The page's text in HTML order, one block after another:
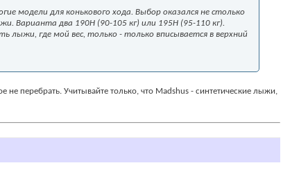
модели для конькового хода. Выбор оказался не столько
Варианта два 190Н (90-105 кг) или 195Н (95-110 кг).
лыжи, где мой вес, только - только вписывается в верхний
не перебрать. Учитывайте только, что Madshus - синтетические лыжи,